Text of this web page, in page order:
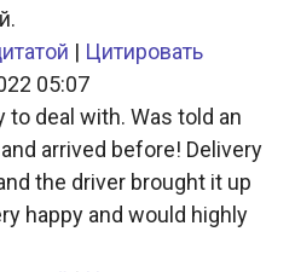
| Цитировать
05:07
to deal with. Was told an
arrived before! Delivery
the driver brought it up
happy and would highly